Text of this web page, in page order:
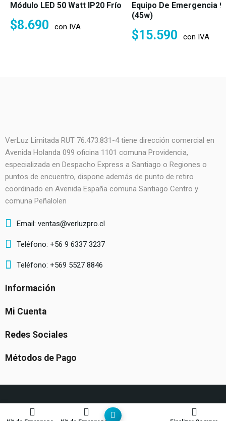
Módulo LED 50 Watt IP20 Frío
$8.690 con IVA
Equipo De Emergencia
(45w)
$15.590 con IVA
VerLuz Limitada RUT 76.473.831-4 tiene dirección comercial en
Avenida Holanda 099 oficina 1101 comuna Providencia,
especializada en Despacho Express a Santiago o Regiones o
puntos de encuentro, dispone además de punto de retiro
coordinado en Avenida España comuna Santiago Centro y
comuna Peñalolen
Email: ventas@verluzpro.cl
Teléfono: +56 9 6337 3237
Teléfono: +569 5527 8846
Información
Mi Cuenta
Redes Sociales
Métodos de Pago